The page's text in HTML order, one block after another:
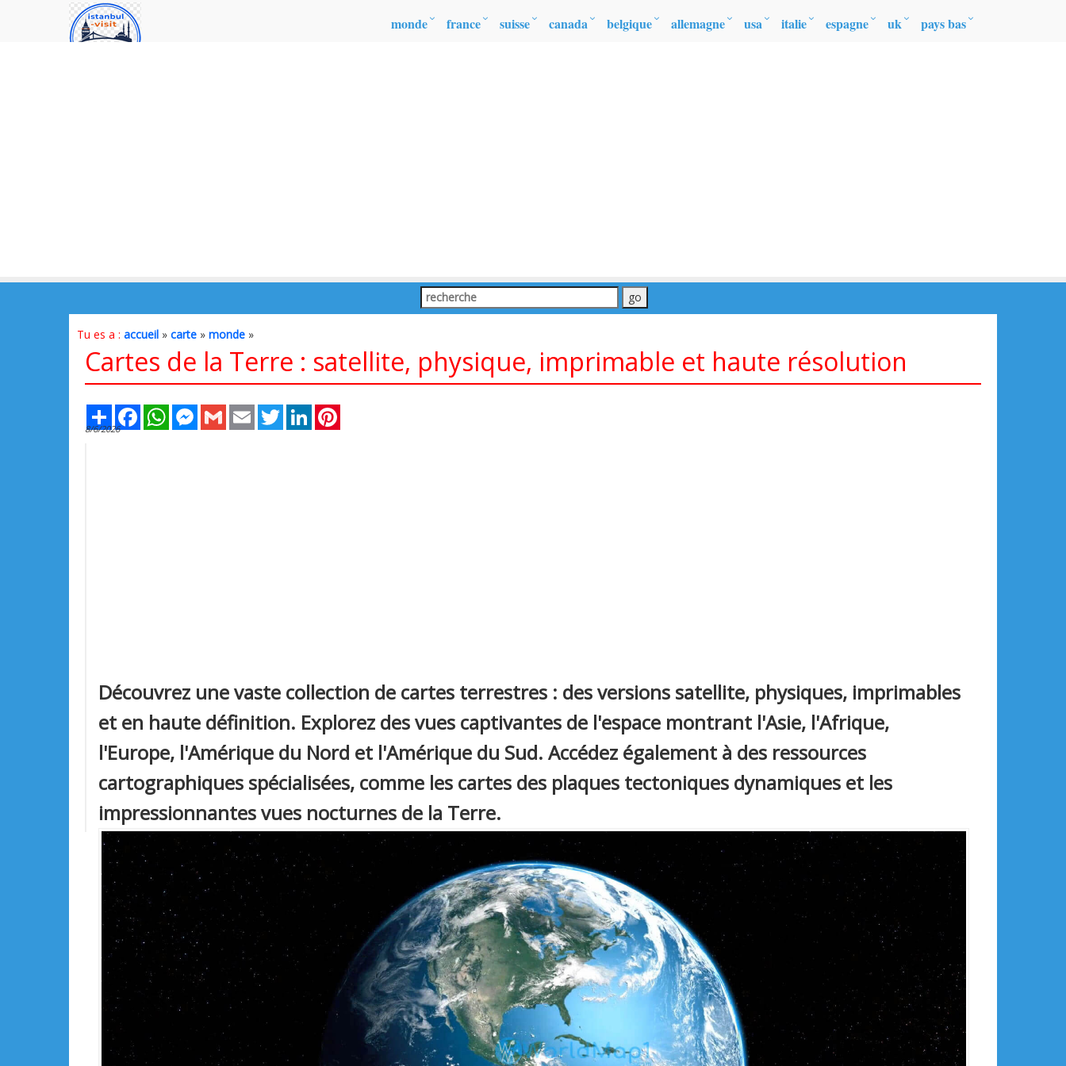
monde france suisse canada belgique allemagne usa italie espagne uk pays bas
Tu es a : accueil » carte » monde »
Cartes de la Terre : satellite, physique, imprimable et haute résolution
Share FacebookWhatsAppMessenger
Gmail Email TwitterLinkedIn
8/6/2026
Découvrez une vaste collection de cartes terrestres : des versions satellite, physiques, imprimables
et en haute définition. Explorez des vues captivantes de l'espace montrant l'Asie, l'Afrique,
l'Europe, l'Amérique du Nord et l'Amérique du Sud. Accédez également à des ressources
cartographiques spécialisées, comme les cartes des plaques tectoniques dynamiques et les
impressionnantes vues nocturnes de la Terre.